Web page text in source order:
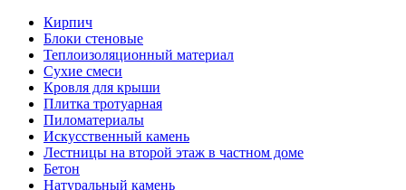
Кирпич
Блоки стеновые
Теплоизоляционный материал
Сухие смеси
Кровля для крыши
Плитка тротуарная
Пиломатериалы
Искусственный камень
Лестницы на второй этаж в частном доме
Бетон
Натуральный камень